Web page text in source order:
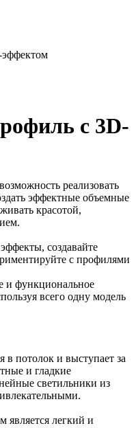
с 3D-
реализовать
эффектные объемные
красотой,
создавайте
с профилями
и функциональное
всего одну модель
в потолок и выступает за
и гладкие
светильники из
легкий и